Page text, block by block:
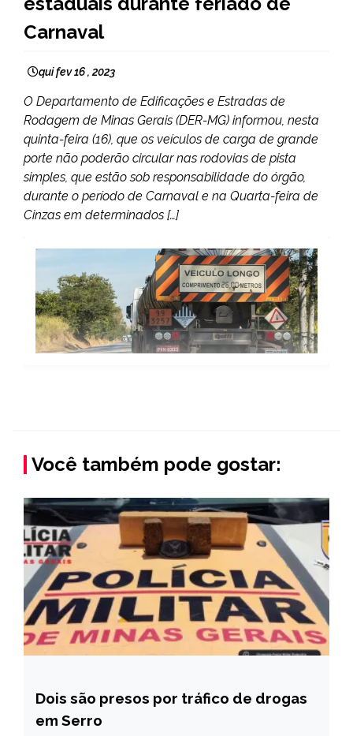
Carnaval
qui fev 16 , 2023
O Departamento de Edificações e Estradas de
Rodagem de Minas Gerais (DER-MG) informou, nesta
quinta-feira (16), que os veículos de carga de grande
porte não poderão circular nas rodovias de pista
simples, que estão sob responsabilidade do órgão,
durante o período de Carnaval e na Quarta-feira de
Cinzas em determinados […]
Você também pode gostar:
MINAS
GERAIS
Dois são presos por tráfico de drogas
em Serro